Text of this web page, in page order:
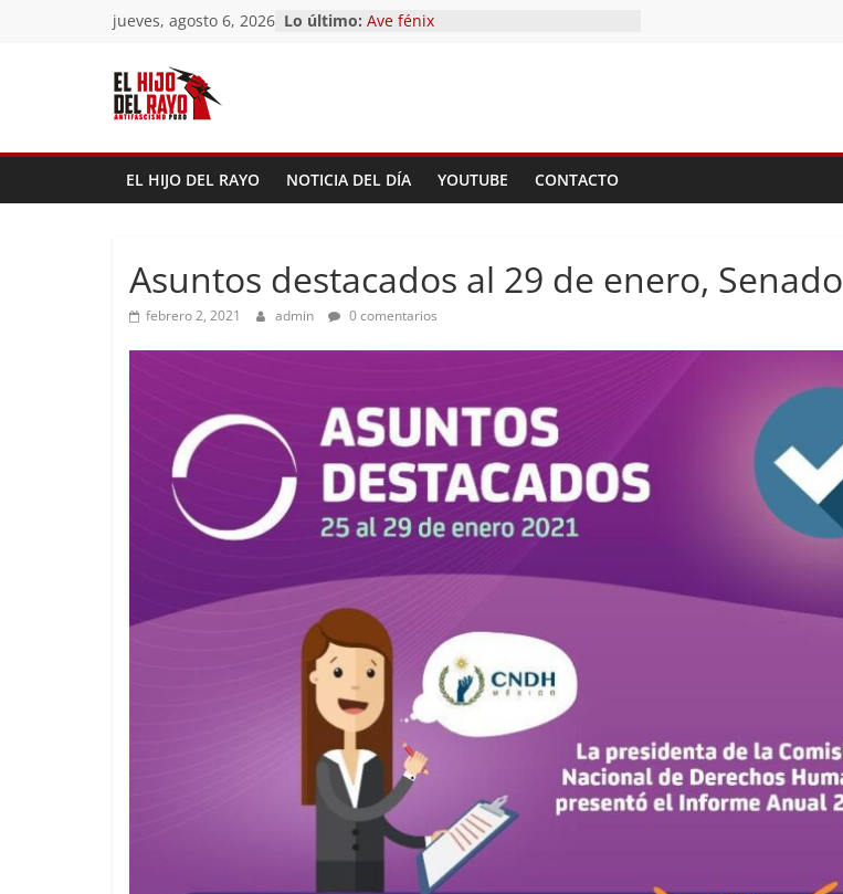
jueves, agosto 6, 2026 Lo último: Pandemonium)
EL HIJO DEL RAYO NOTICIA DEL DÍA YOUTUBE CONTACTO
Asuntos destacados al 29 de enero, Senado
febrero 2, 2021 admin 0 comentarios